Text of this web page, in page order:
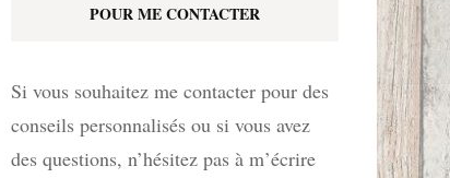
POUR ME CONTACTER
Si vous souhaitez me contacter pour des
conseils personnalisés ou si vous avez
des questions, n’hésitez pas à m’écrire